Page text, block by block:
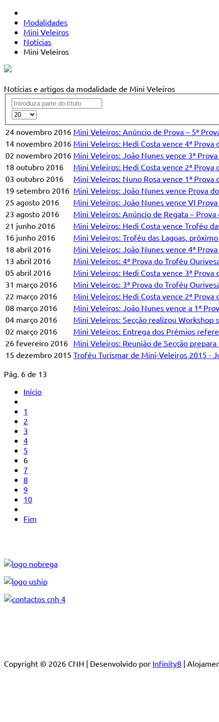
Modalidades
Mini Veleiros
Notícias
Mini Veleiros
Notícias e artigos da modalidade de Mini Veleiros
24 novembro 2016 Mini Veleiros: Anúncio de Prova – 5ª
14 novembro 2016 Mini Veleiros: Hedi Costa vence 4ª Prova
02 novembro 2016 Mini Veleiros: João Nunes vence 3ª
18 outubro 2016
Mini Veleiros: Hedi Costa vence 2ª Prova
03 outubro 2016
Mini Veleiros: Nuno Rosa vence 1ª Prova
19 setembro 2016 Mini Veleiros: João Nunes vence Prova
25 agosto 2016
Mini Veleiros: João Nunes vence VI
23 agosto 2016
Mini Veleiros: Anúncio de Regata –
21 junho 2016
Mini Veleiros: Hedi Costa vence Troféu
16 junho 2016
Mini Veleiros: Troféu das Lagoas,
18 abril 2016
Mini Veleiros: João Nunes vence 4ª
13 abril 2016
Mini Veleiros: 4ª Prova do Troféu
05 abril 2016
Mini Veleiros: Hedi Costa vence 3ª
31 março 2016
Mini Veleiros: 3ª Prova do Troféu
22 março 2016
Mini Veleiros: Hedi Costa vence 2ª
08 março 2016
Mini Veleiros: João Nunes vence a 1ª
04 março 2016
Mini Veleiros: Secção realizou Workshop
02 março 2016
Mini Veleiros: Entrega dos Prémios
26 fevereiro 2016 Mini Veleiros: Reunião de Secção prepara
15 dezembro 2015 Troféu Turismar de Mini-Veleiros 2015 -
Pág. 6 de 13
Início
1
2
3
4
5
6
7
8
9
10
Fim
Copyright © 2026 CNH | Desenvolvido por Infinity8 |